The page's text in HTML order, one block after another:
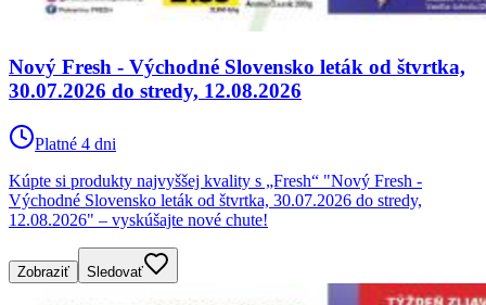
Nový Fresh - Východné Slovensko leták od štvrtka,
30.07.2026 do stredy, 12.08.2026
Platné 4 dni
Kúpte si produkty najvyššej kvality s „Fresh“ "Nový Fresh -
Východné Slovensko leták od štvrtka, 30.07.2026 do stredy,
12.08.2026" – vyskúšajte nové chute!
Zobraziť Sledovať